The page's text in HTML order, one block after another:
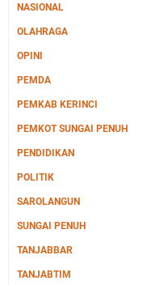
NASIONAL
OLAHRAGA
OPINI
PEMDA
PEMKAB KERINCI
PEMKOT SUNGAI PENUH
PENDIDIKAN
POLITIK
SAROLANGUN
SUNGAI PENUH
TANJABBAR
TANJABTIM